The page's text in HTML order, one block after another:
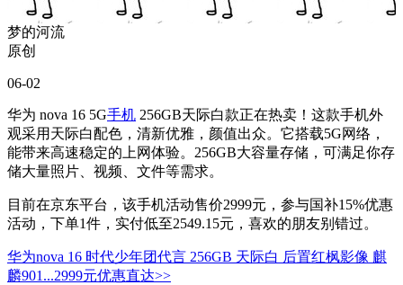
梦的河流
原创
06-02
华为 nova 16 5G手机 256GB天际白款正在热卖！这款手机外
观采用天际白配色，清新优雅，颜值出众。它搭载5G网络，
能带来高速稳定的上网体验。256GB大容量存储，可满足你存
储大量照片、视频、文件等需求。
目前在京东平台，该手机活动售价2999元，参与国补15%优惠
活动，下单1件，实付低至2549.15元，喜欢的朋友别错过。
华为nova 16 时代少年团代言 256GB 天际白 后置红枫影像 麒
麟901...2999元优惠直达>>